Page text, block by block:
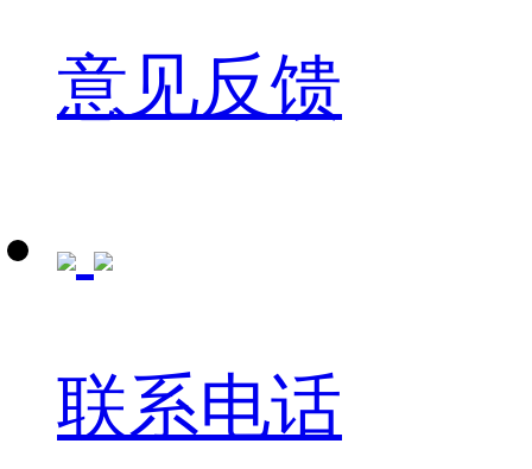
意见反馈
联系电话